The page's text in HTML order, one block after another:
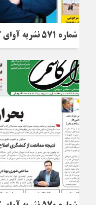
شماره 571 نشریه آوای کاشمر